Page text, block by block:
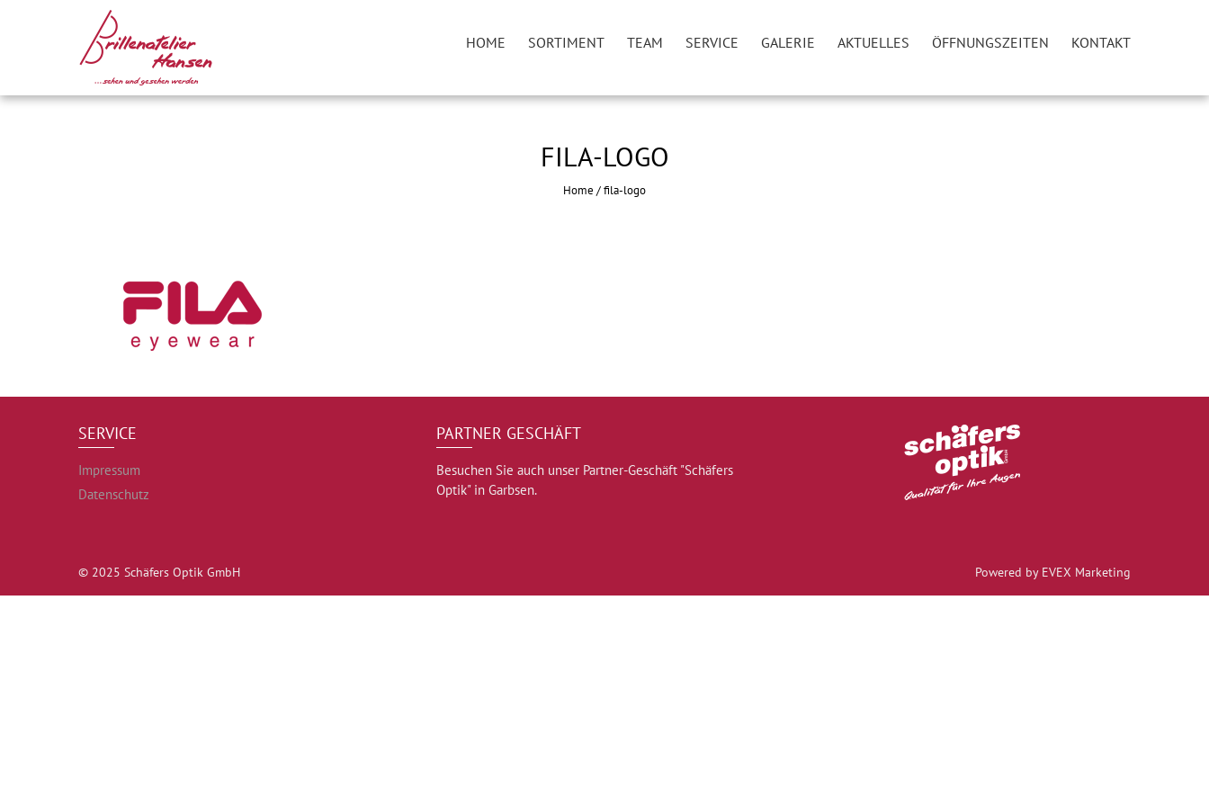
HOME SORTIMENT TEAM SERVICE GALERIE AKTUELLES ÖFFNUNGSZEITEN KONTAKT
FILA-LOGO
Home /fila-logo
SERVICE
Impressum
Datenschutz
PARTNER GESCHÄFT
Besuchen Sie auch unser Partner-Geschäft "Schäfers
Optik" in Garbsen.
© 2025 Schäfers Optik GmbH Powered by EVEX Marketing